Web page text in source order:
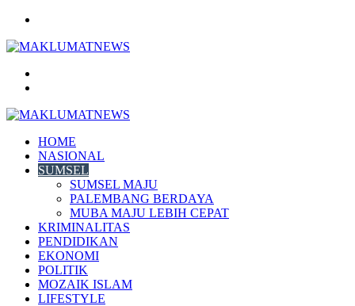
HOME
NASIONAL
SUMSEL
SUMSEL MAJU
PALEMBANG BERDAYA
MUBA MAJU LEBIH CEPAT
KRIMINALITAS
PENDIDIKAN
EKONOMI
POLITIK
MOZAIK ISLAM
LIFESTYLE